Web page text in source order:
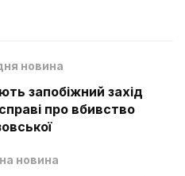
новина
запобіжний захід
про вбивство
новина